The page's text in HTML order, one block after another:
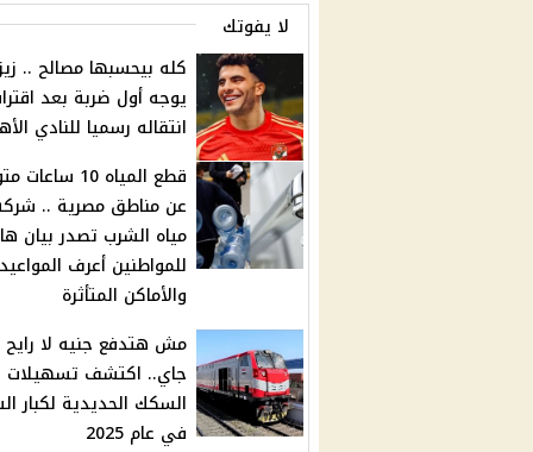
لا يفوتك
كله بيحسبها مصالح ..
يوجه أول ضربة بعد
انتقاله رسميا للنادي
قطع المياه 10
عن مناطق مصرية ..
مياه الشرب تصدر بيان
للمواطنين أعرف المواعيد
والأماكن المتأثرة
مش هتدفع جنيه لا رايح
جاي.. اكتشف تسهيلات
السكك الحديدية لكبار
في عام 2025